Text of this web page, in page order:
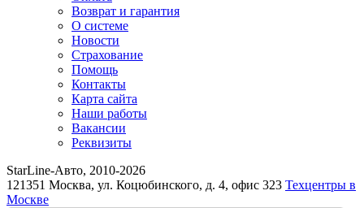
Возврат и гарантия
О системе
Новости
Страхование
Помощь
Контакты
Карта сайта
Наши работы
Вакансии
Реквизиты
StarLine-Авто, 2010-2026
121351 Москва, ул. Коцюбинского, д. 4, офис 323 Техцентры в
Москве